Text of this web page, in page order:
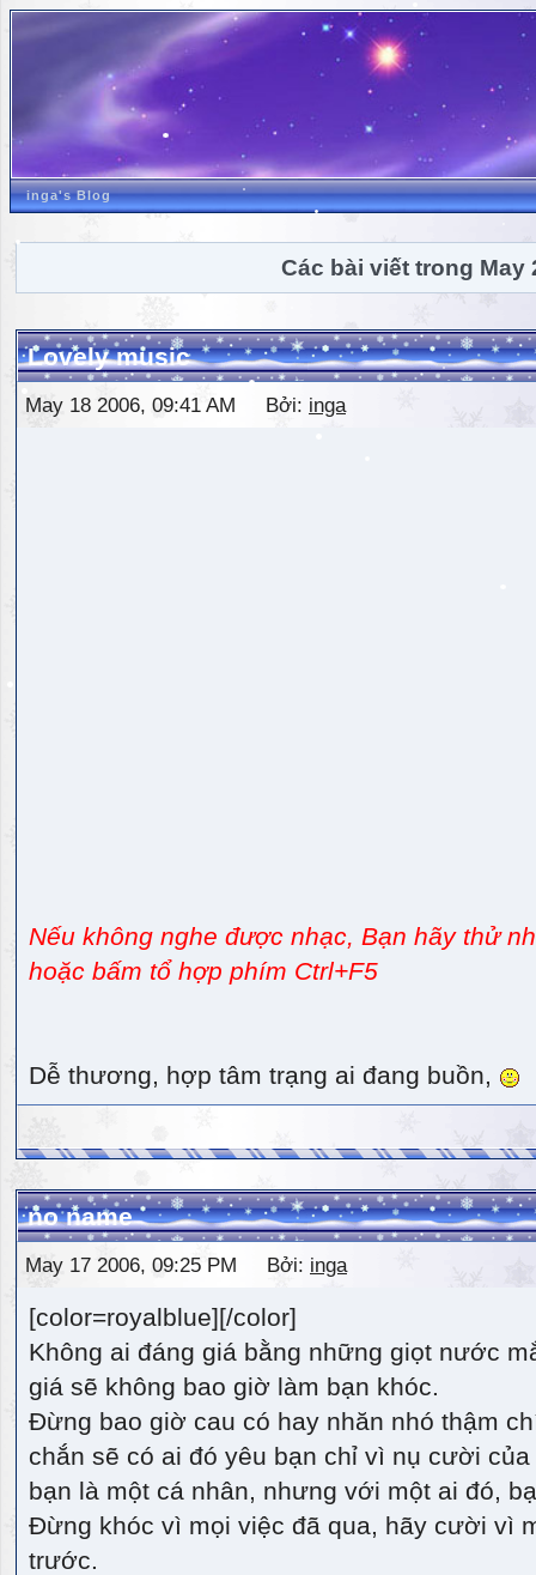
inga's Blog
Các bài viết trong May
Lovely music
May 18 2006, 09:41 AM Bởi: inga
Nếu không nghe được nhạc, Bạn hãy thử
hoặc bấm tổ hợp phím Ctrl+F5
Dễ thương, hợp tâm trạng ai đang buồn,
no name
May 17 2006, 09:25 PM Bởi: inga
[color=royalblue][/color]
Không ai đáng giá bằng những giọt nước
giá sẽ không bao giờ làm bạn khóc.
Đừng bao giờ cau có hay nhăn nhó thậm
chắn sẽ có ai đó yêu bạn chỉ vì nụ cười
bạn là một cá nhân, nhưng với một ai đó,
Đừng khóc vì mọi việc đã qua, hãy cười vì
trước.